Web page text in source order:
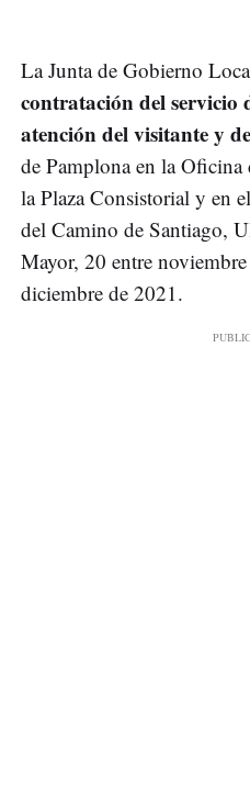
La Junta de Gobierno
contratación del servicio
atención del visitante y
de Pamplona en la
la Plaza Consistorial y en
del Camino de Santiago,
Mayor, 20 entre
diciembre de 2021.